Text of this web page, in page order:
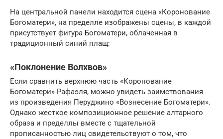
На центральной панели находится сцена «Коронование
Богоматери», на пределле изображены сцены, в каждой
присутствует фигура Богоматери, облаченная в
традиционный синий плащ:
«Поклонение Волхвов»
Если сравнить верхнюю часть «Коронование
Богоматери» Рафаэля, можно увидеть заимствования
из произведения Перуджино «Вознесение Богоматери».
Однако жесткое композиционное решение алтарного
образа и пределлы вместе с тщательной
прописанностью лиц свидетельствуют о том, что